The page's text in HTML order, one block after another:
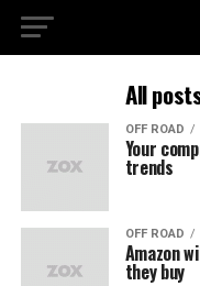
All
OFF ROAD
Your
trends
OFF ROAD
Amazon
they buy